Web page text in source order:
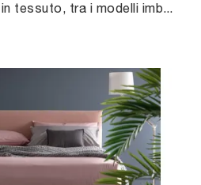
Il letto Prime Rondine in tessuto, tra i modelli imbottiti matrimoniali moderni di Altrenotti, è ideale per assicurarti il relax totale.